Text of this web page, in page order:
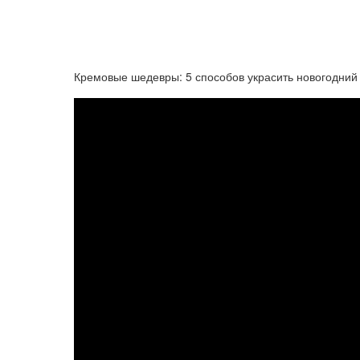
Кремовые шедевры: 5 способов украсить новогодний